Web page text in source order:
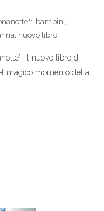
, bambini,
, nuovo libro
il nuovo libro di
magico momento della